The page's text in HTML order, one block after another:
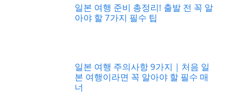
일본 여행 준비 총정리! 출발 전 꼭 알
아야 할 7가지 필수 팁
일본 여행 주의사항 9가지｜처음 일
본 여행이라면 꼭 알아야 할 필수 매
너